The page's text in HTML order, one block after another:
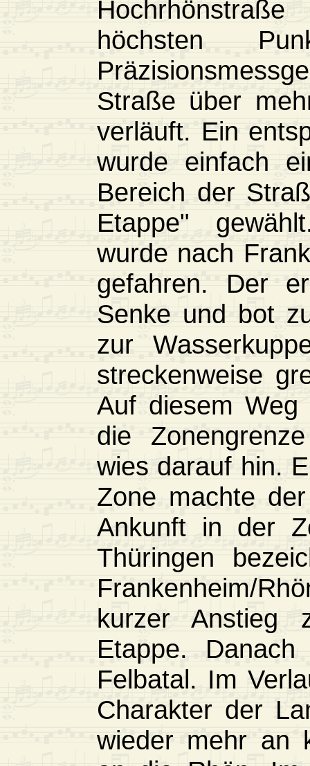
höchsten
Straße über
verläuft. Ein
wurde einfach
Bereich der
Etappe"
wurde nach
gefahren. Der
Senke und bot
zur
streckenweise
Auf diesem Weg
die
wies darauf hin.
Zone machte
Ankunft in der
Thüringen
Frankenheim/
kurzer Anstieg
Etappe.
Felbatal. Im
Charakter der
wieder mehr an